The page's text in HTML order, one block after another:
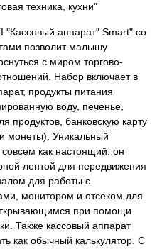
техника, кухни"
"Кассовый аппарат" Smart" со
позволит малышу
с миром торгово-
Набор включает в
продукты питания
воду, печенье,
продуктов, банковскую карту
монеты). Уникальный
как настоящий: он
лентой для передвижения
для работы с
монитором и отсеком для
при помощи
Также кассовый аппарат
как обычный калькулятор. С